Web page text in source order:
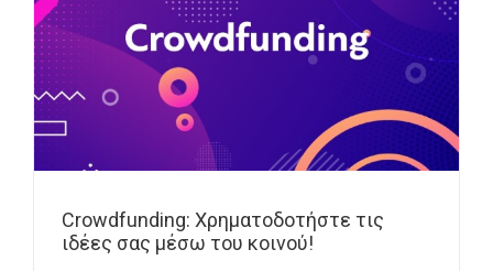
Crowdfunding: Χρηματοδοτήστε τις
ιδέες σας μέσω του κοινού!